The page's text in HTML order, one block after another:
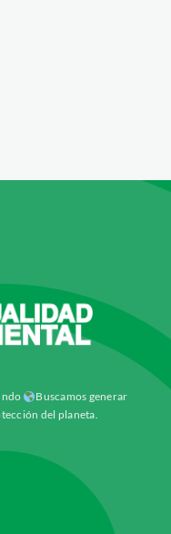
Buscamos generar
del planeta.